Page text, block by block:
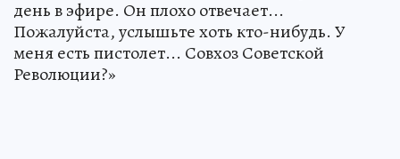
день в эфире. Он плохо отвечает...
Пожалуйста, услышьте хоть кто-нибудь. У
меня есть пистолет... Совхоз Советской
Революции?»